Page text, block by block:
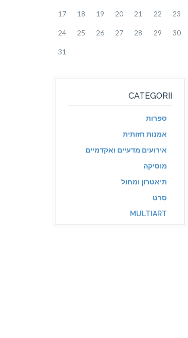
17 18 19 20 21 22 23
24 25 26 27 28 29 30
31
CATEGORII
ספרות
אמנות חזותית
אירועים מדעיים ואקדמיים
מוסיקה
תיאטרון ומחול
סרט
MULTIART